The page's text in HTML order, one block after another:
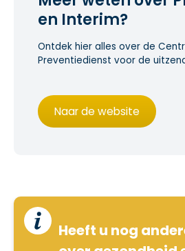
en Interim?
Ontdek hier alles over de
Preventiedienst voor de
Naar de website
Heeft u nog